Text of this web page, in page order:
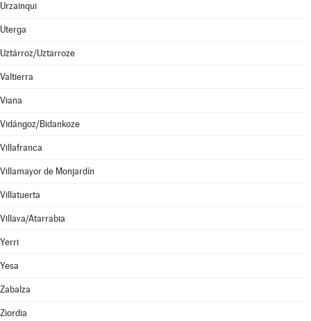
Urzainqui
Uterga
Uztárroz/Uztarroze
Valtierra
Viana
Vidángoz/Bidankoze
Villafranca
Villamayor de Monjardín
Villatuerta
Villava/Atarrabia
Yerri
Yesa
Zabalza
Ziordia